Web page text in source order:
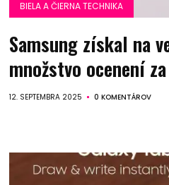
BIELA A ČIERNA TECHNIKA
Samsung získal na
množstvo ocenení
12. SEPTEMBRA 2025 0 KOMENTÁROV